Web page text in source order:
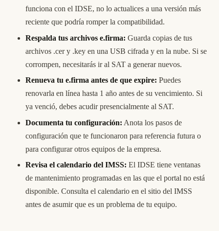
funciona con el IDSE, no lo actualices a una versión más
reciente que podría romper la compatibilidad.
Respalda tus archivos e.firma: Guarda copias de tus
archivos .cer y .key en una USB cifrada y en la nube. Si se
corrompen, necesitarás ir al SAT a generar nuevos.
Renueva tu e.firma antes de que expire: Puedes
renovarla en línea hasta 1 año antes de su vencimiento. Si
ya venció, debes acudir presencialmente al SAT.
Documenta tu configuración: Anota los pasos de
configuración que te funcionaron para referencia futura o
para configurar otros equipos de la empresa.
Revisa el calendario del IMSS: El IDSE tiene ventanas
de mantenimiento programadas en las que el portal no está
disponible. Consulta el calendario en el sitio del IMSS
antes de asumir que es un problema de tu equipo.